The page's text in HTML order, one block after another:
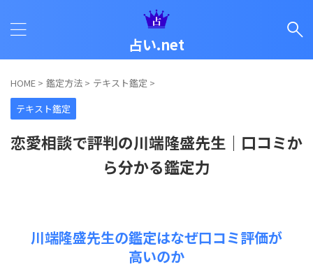
占い.net
HOME > 鑑定方法 > テキスト鑑定 >
テキスト鑑定
恋愛相談で評判の川端隆盛先生｜口コミか
ら分かる鑑定力
川端隆盛先生の鑑定はなぜ口コミ評価が
高いのか